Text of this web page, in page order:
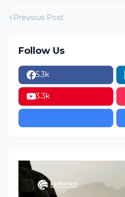
Previous Post
Follow Us
5.3k
3.3k